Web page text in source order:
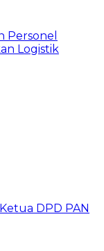
Personel
Logistik
DPD PAN